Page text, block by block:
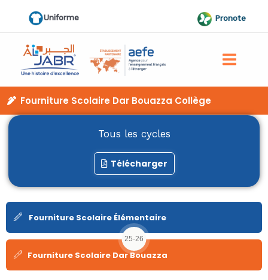
Uniforme Pronote
Fourniture Scolaire Dar Bouazza Collège
Tous les cycles
Télécharger
Fourniture Scolaire Élémentaire
25-26
Fourniture Scolaire Dar Bouazza